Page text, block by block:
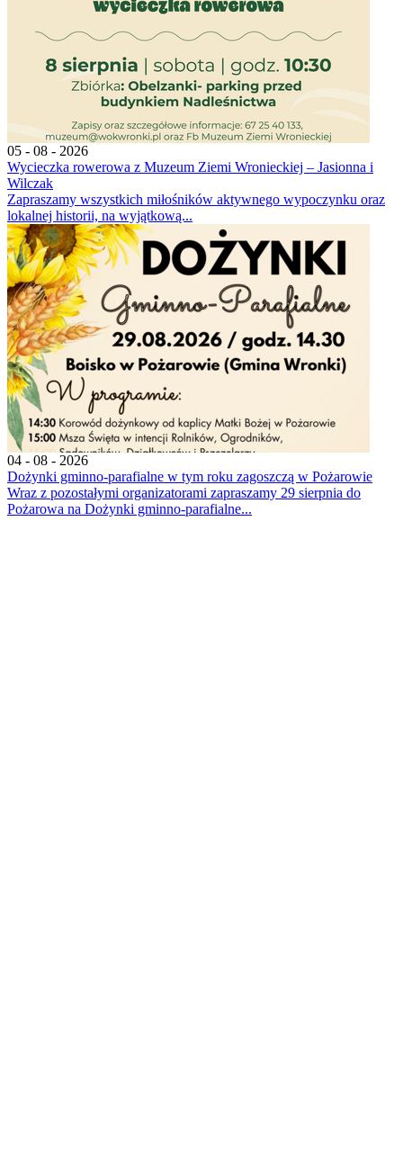
05 - 08 - 2026
Wycieczka rowerowa z Muzeum Ziemi Wronieckiej – Jasionna i
Wilczak
Zapraszamy wszystkich miłośników aktywnego wypoczynku oraz
lokalnej historii, na wyjątkową...
04 - 08 - 2026
Dożynki gminno-parafialne w tym roku zagoszczą w Pożarowie
Wraz z pozostałymi organizatorami zapraszamy 29 sierpnia do
Pożarowa na Dożynki gminno-parafialne...